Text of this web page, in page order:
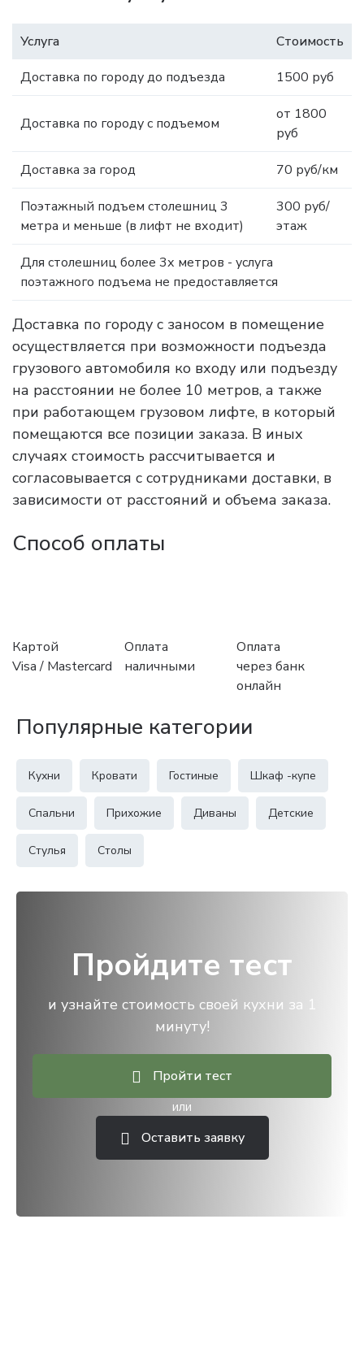
Услуга
Стоимость
Доставка по городу до подъезда
1500 руб
Доставка по городу с подъемом
от 1800
руб
Доставка за город 70 руб/км
Поэтажный подъем столешниц 3
метра и меньше (в лифт не входит)
300 руб/
этаж
Для столешниц более 3х метров - услуга
поэтажного подъема не предоставляется
Доставка по городу с заносом в помещение
осуществляется при возможности подъезда
грузового автомобиля ко входу или подъезду
на расстоянии не более 10 метров, а также
при работающем грузовом лифте, в который
помещаются все позиции заказа. В иных
случаях стоимость рассчитывается и
согласовывается с сотрудниками доставки, в
зависимости от расстояний и объема заказа.
Способ оплаты
Картой
Visa / Mastercard
Оплата
наличными
Оплата
через банк
онлайн
Популярные категории
Кухни Кровати Гостиные Шкаф -купе
Спальни Прихожие Диваны Детские
Стулья Столы
Пройдите тест
и узнайте стоимость своей кухни за 1
минуту!
Пройти тест
или
Оставить заявку